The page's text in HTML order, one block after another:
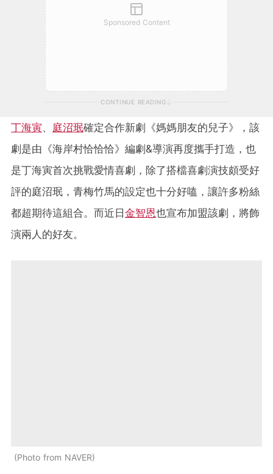
Sponsored Content
CONTINUE READING
丁海寅、 庭沼珉確定合作新劇《媽媽朋友的兒子》，該
劇是由《海岸村恰恰恰》編劇&導演再度攜手打造，也
是丁海寅首次挑戰愛情喜劇，除了搭檔喜劇演技頗受好
評的庭沼珉，青梅竹馬的設定也十分好嗑，讓許多粉絲
都超期待這組合。而近日金智恩也宣布加盟該劇，將飾
演兩人的好友。
Photo from NAVER